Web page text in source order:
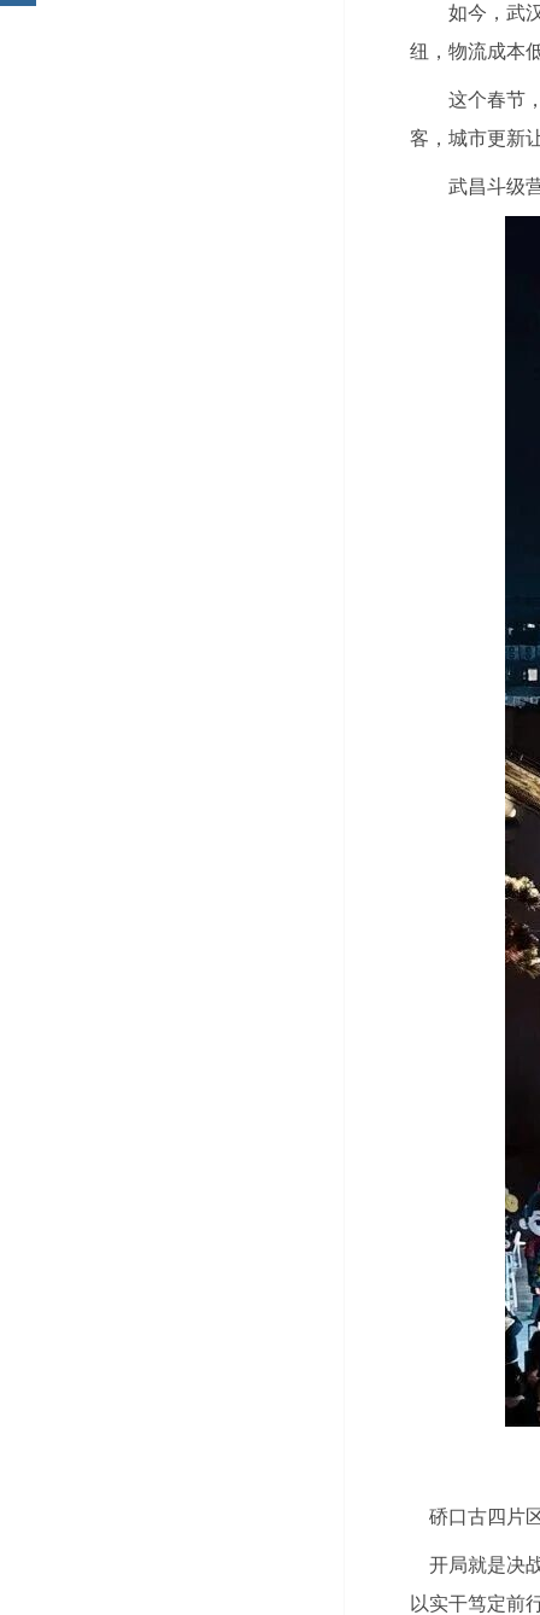
如今，武
纽，物流成本
这个春节
客，城市更新
武昌斗级
硚口古四片
开局就是决
以实干笃定前